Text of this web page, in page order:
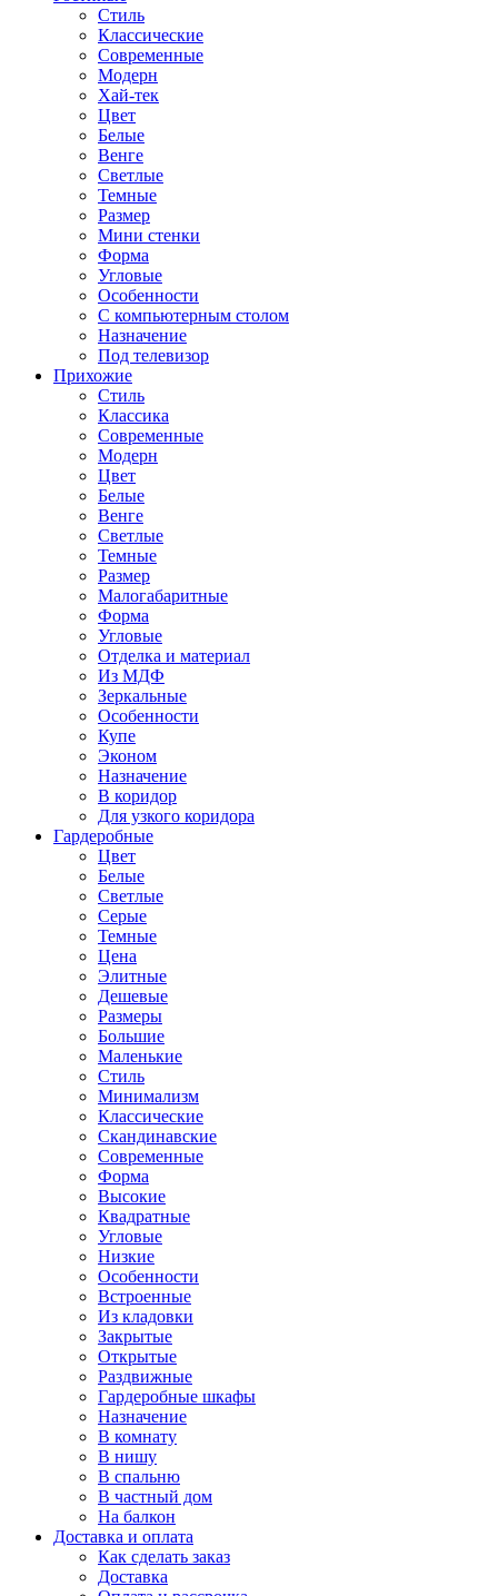
Стиль
Классические
Современные
Модерн
Хай-тек
Цвет
Белые
Венге
Светлые
Темные
Размер
Мини стенки
Форма
Угловые
Особенности
С компьютерным столом
Назначение
Под телевизор
Прихожие
Стиль
Классика
Современные
Модерн
Цвет
Белые
Венге
Светлые
Темные
Размер
Малогабаритные
Форма
Угловые
Отделка и материал
Из МДФ
Зеркальные
Особенности
Купе
Эконом
Назначение
В коридор
Для узкого коридора
Гардеробные
Цвет
Белые
Светлые
Серые
Темные
Цена
Элитные
Дешевые
Размеры
Большие
Маленькие
Стиль
Минимализм
Классические
Скандинавские
Современные
Форма
Высокие
Квадратные
Угловые
Низкие
Особенности
Встроенные
Из кладовки
Закрытые
Открытые
Раздвижные
Гардеробные шкафы
Назначение
В комнату
В нишу
В спальню
В частный дом
На балкон
Доставка и оплата
Как сделать заказ
Доставка